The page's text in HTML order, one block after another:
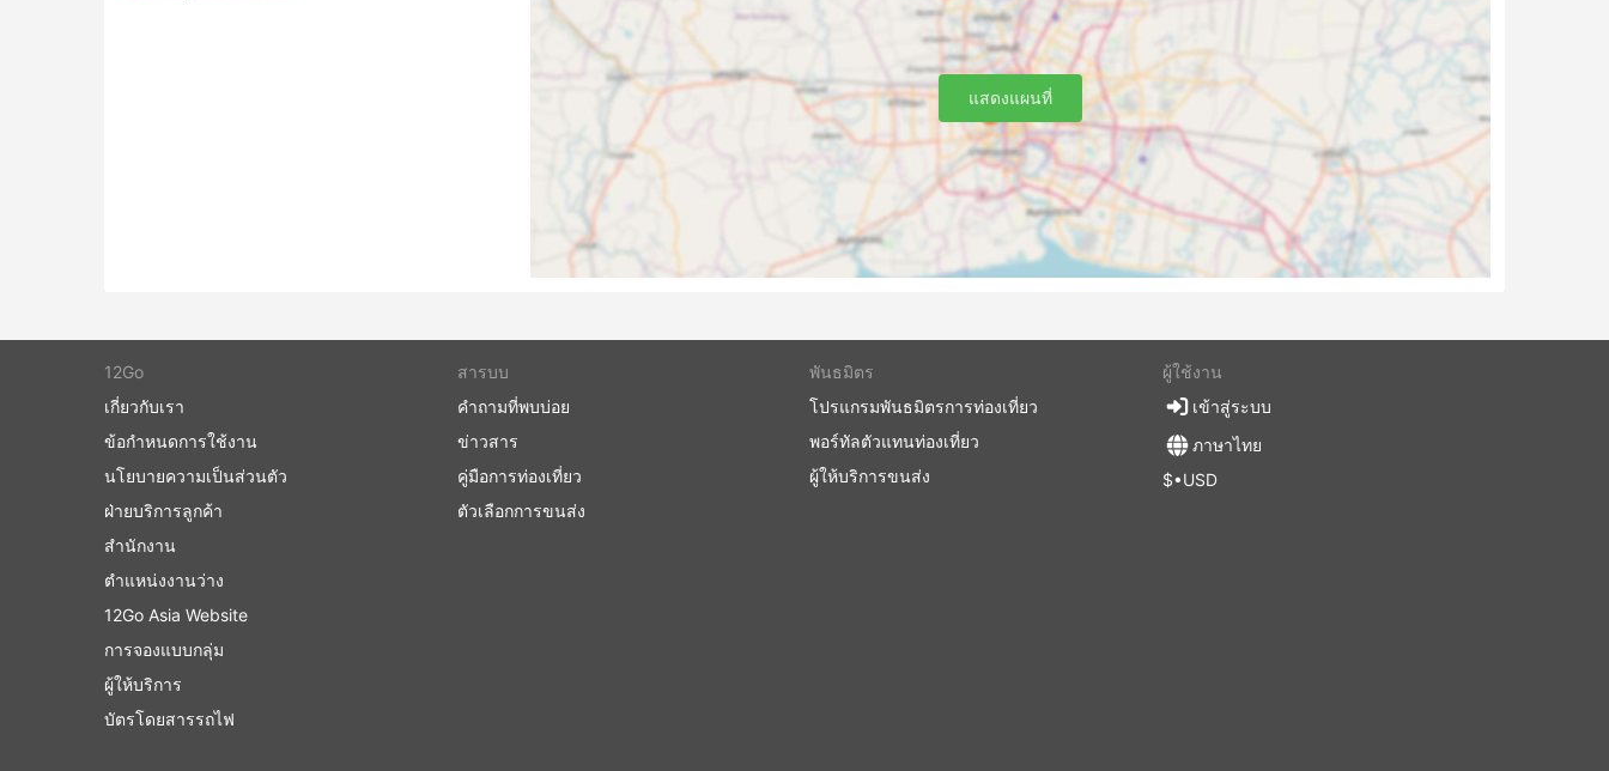
แสดงแผนที่
12Go
เกี่ยวกับเรา
ข้อกำหนดการใช้งาน
นโยบายความเป็นส่วนตัว
ฝ่ายบริการลูกค้า
สำนักงาน
ตำแหน่งงานว่าง
12Go Asia Website
การจองแบบกลุ่ม
ผู้ให้บริการ
บัตรโดยสารรถไฟ
สารบบ
คำถามที่พบบ่อย
ข่าวสาร
คู่มือการท่องเที่ยว
ตัวเลือกการขนส่ง
พันธมิตร
โปรแกรมพันธมิตรการท่องเที่ยว
พอร์ทัลตัวแทนท่องเที่ยว
ผู้ให้บริการขนส่ง
ผู้ใช้งาน
เข้าสู่ระบบ
ภาษาไทย
$•USD